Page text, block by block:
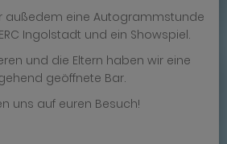
außedem eine Autogrammstunde
Ingolstadt und ein Showspiel.
und die Eltern haben wir eine
geöffnete Bar.
uns auf euren Besuch!